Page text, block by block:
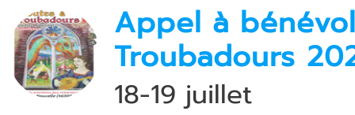
Appel à
Troubadours
18-19 juillet